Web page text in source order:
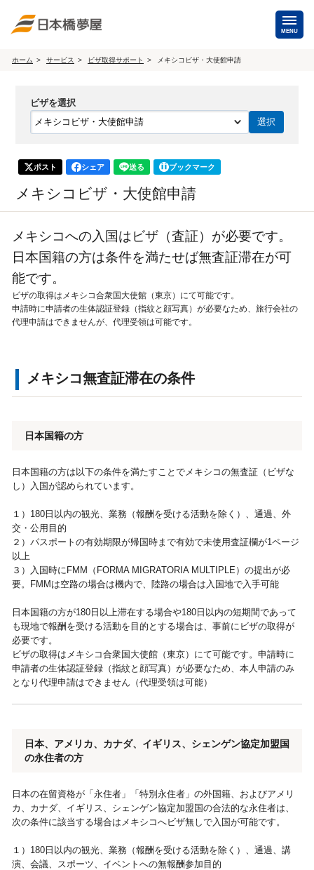
MENU
海外航空券
（日本発・海外発・世界一周）
商用・就労ビザ
海外手配トップ
国内手配
航空券 ホテル・会議室
貸切バス・ハイヤー 通訳・ガイド
選ばれる理由 サービス内容
ホーム サービス ビザ取得サポート メキシコビザ・大使館申請
ビザを選択
ポスト シェア 送る ブックマーク
メキシコビザ・大使館申請
メキシコへの入国はビザ（査証）が必要です。
日本国籍の方は条件を満たせば無査証滞在が可
能です。
ビザの取得はメキシコ合衆国大使館（東京）にて可能です。
申請時に申請者の生体認証登録（指紋と顔写真）が必要なため、旅行会社の
代理申請はできませんが、代理受領は可能です。
メキシコ無査証滞在の条件
日本国籍の方
日本国籍の方は以下の条件を満たすことでメキシコの無査証（ビザな
し）入国が認められています。
１）180日以内の観光、業務（報酬を受ける活動を除く）、通過、外
交・公用目的
２）パスポートの有効期限が帰国時まで有効で未使用査証欄が1ページ
以上
３）入国時にFMM（FORMA MIGRATORIA MULTIPLE）の提出が必
要。FMMは空路の場合は機内で、陸路の場合は入国地で入手可能
日本国籍の方が180日以上滞在する場合や180日以内の短期間であって
も現地で報酬を受ける活動を目的とする場合は、事前にビザの取得が
必要です。
ビザの取得はメキシコ合衆国大使館（東京）にて可能です。申請時に
申請者の生体認証登録（指紋と顔写真）が必要なため、本人申請のみ
となり代理申請はできません（代理受領は可能）
日本、アメリカ、カナダ、イギリス、シェンゲン協定加盟国
の永住者の方
日本の在留資格が「永住者」「特別永住者」の外国籍、およびアメリ
カ、カナダ、イギリス、シェンゲン協定加盟国の合法的な永住者は、
次の条件に該当する場合はメキシコへビザ無しで入国が可能です。
１）180日以内の観光、業務（報酬を受ける活動を除く）、通過、講
演、会議、スポーツ、イベントへの無報酬参加目的